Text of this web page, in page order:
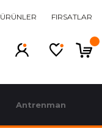
FIRSATLAR
Antrenman